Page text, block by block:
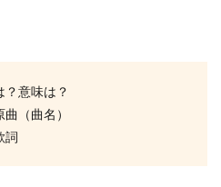
？意味は？
（曲名）
詞